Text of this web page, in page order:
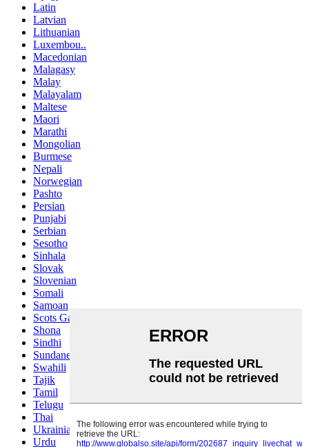
Latin
Latvian
Lithuanian
Luxembou..
Macedonian
Malagasy
Malay
Malayalam
Maltese
Maori
Marathi
Mongolian
Burmese
Nepali
Norwegian
Pashto
Persian
Punjabi
Serbian
Sesotho
Sinhala
Slovak
Slovenian
Somali
Samoan
Scots Gaelic
Shona
Sindhi
Sundanese
Swahili
Tajik
Tamil
Telugu
Thai
Ukrainian
Urdu